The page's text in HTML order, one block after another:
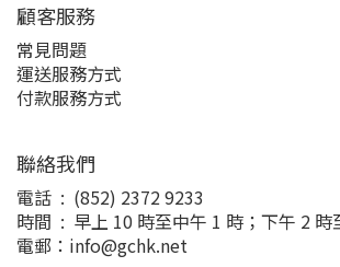
顧客服務
常見問題
運送服務方式
付款服務方式
聯絡我們
電話 : (852) 2372 9233
時間 : 早上 10 時至中午 1 時；下午 2 時
電郵：info@gchk.net